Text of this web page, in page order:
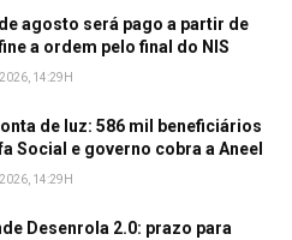
agosto será pago a partir de
a ordem pelo final do NIS
14:29H
de luz: 586 mil beneficiários
Social e governo cobra a Aneel
14:29H
Desenrola 2.0: prazo para